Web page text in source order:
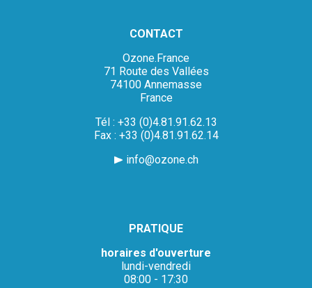
CONTACT
Ozone.France
71 Route des Vallées
74100 Annemasse
France
Tél : +33 (0)4.81.91.62.13
Fax : +33 (0)4.81.91.62.14
info@ozone.ch
PRATIQUE
horaires d'ouverture
lundi-vendredi
08:00 - 17:30